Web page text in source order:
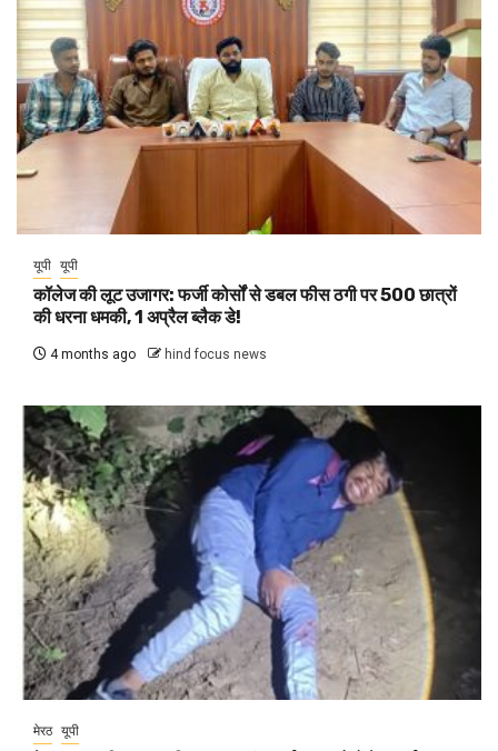
यूपी यूपी
कॉलेज की लूट उजागर: फर्जी कोर्सों से डबल फीस ठगी पर 500 छात्रों
की धरना धमकी, 1 अप्रैल ब्लैक डे!
4 months ago hind focus news
मेरठ यूपी